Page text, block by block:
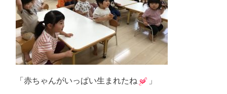
「赤ちゃんがいっぱい生まれたね 」